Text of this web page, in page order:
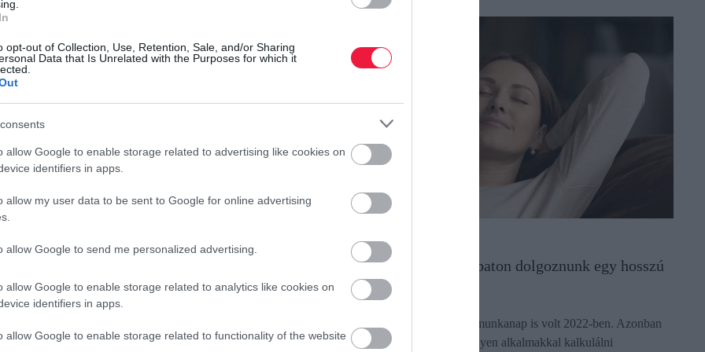
opt-out of Collection, Use, Retention, Sale, and/or Sharing
Data that Is Unrelated with the Purposes for which it
allow Google to enable storage related to advertising like cookies on
identifiers in apps.
allow my user data to be sent to Google for online advertising
allow Google to send me personalized advertising.
allow Google to enable storage related to analytics like cookies on
identifiers in apps.
allow Google to enable storage related to functionality of the website
hadseregük
ünnepét Dánia. Most úgy döntött a dán képviselőház, eltörli a
MUNKA
Idén nem kell szombaton dolgoznunk egy hosszú
hétvégéért
Két ledolgozós szombati munkanap is volt 2022-ben. Azonban
idén egyáltalán nem kell ilyen alkalmakkal kalkulálni